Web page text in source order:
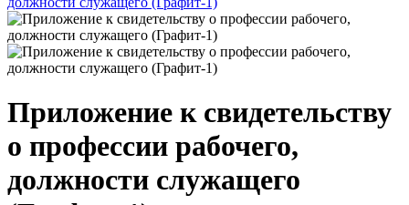
Приложение к свидетельству
о профессии рабочего,
должности служащего